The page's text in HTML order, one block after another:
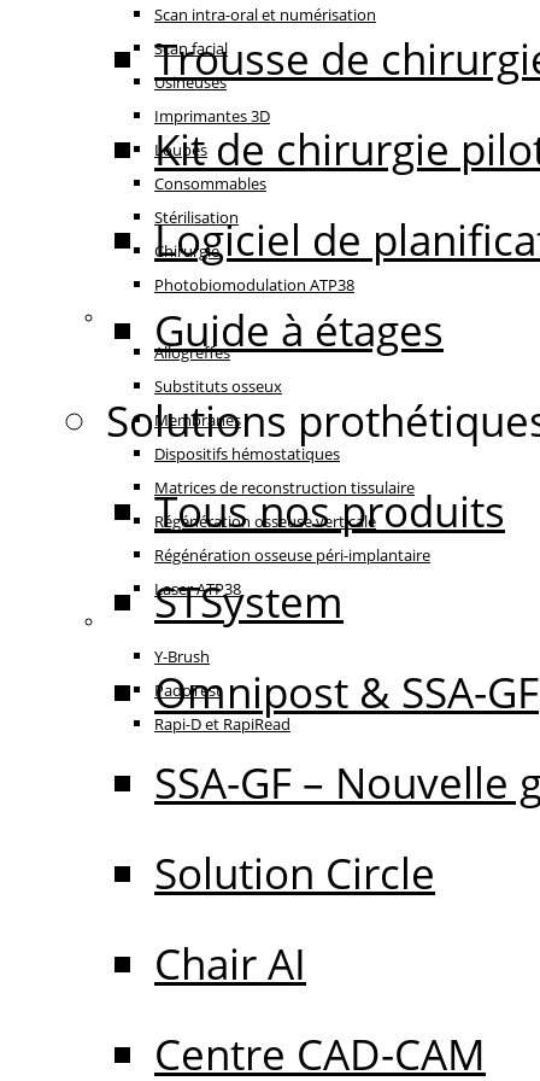
Scan intra-oral et numérisation
Scan facial
Usineuses
Imprimantes 3D
Loupes
Consommables
Stérilisation
Chirurgie
Photobiomodulation ATP38
Régénération
Allogreffes
Substituts osseux
Membranes
Dispositifs hémostatiques
Matrices de reconstruction tissulaire
Régénération osseuse verticale
Régénération osseuse péri-implantaire
Laser ATP38
Oral Care
Y-Brush
PadoTest
Rapi-D et RapiRead
Trousse de
Kit de chirurgie
Logiciel de
Guide à étages
Solutions
Tous nos produits
STSystem
Omnipost & SSA-GF
SSA-GF – Nouvelle
Solution Circle
Chair AI
Centre CAD-CAM